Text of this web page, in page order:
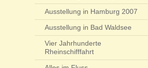
Ausstellung in Hamburg 2007
Ausstellung in Bad Waldsee
Vier Jahrhunderte
Rheinschifffahrt